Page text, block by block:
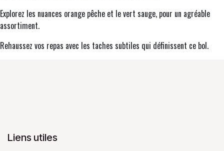
Explorez les nuances orange pêche et le vert sauge, pour un agréable
assortiment.
Rehaussez vos repas avec les taches subtiles qui définissent ce bol.
Liens utiles